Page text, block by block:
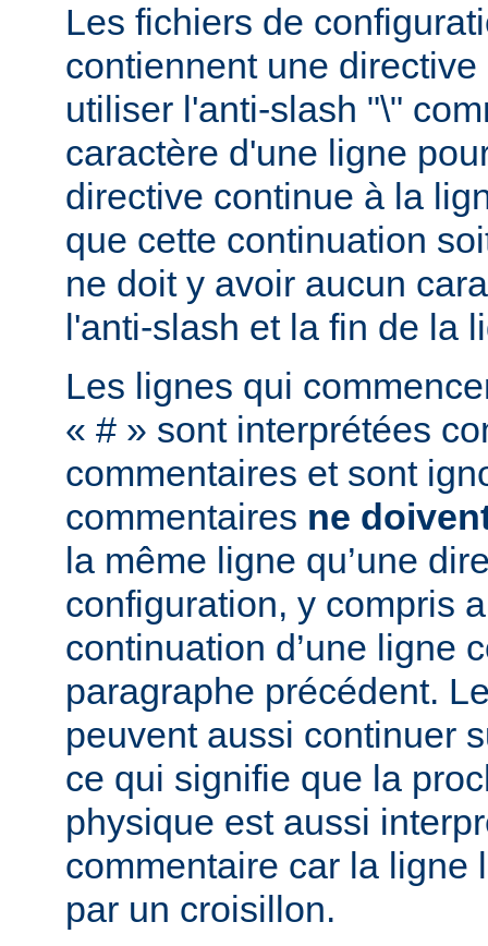
Les fichiers de
contiennent une
utiliser l'anti-slash "\"
caractère d'une ligne
directive continue à la
que cette continuation
ne doit y avoir aucun
l'anti-slash et la fin de la
Les lignes qui
« # » sont interprétées
commentaires et sont
commentaires ne
la même ligne qu’une
configuration, y compris
continuation d’une ligne
paragraphe précédent.
peuvent aussi continuer
ce qui signifie que la
physique est aussi
commentaire car la ligne
par un croisillon.